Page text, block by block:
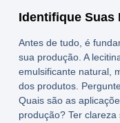
Identifique Suas
Antes de tudo, é
sua produção. A
emulsificante natural,
dos produtos.
Quais são as
produção? Ter